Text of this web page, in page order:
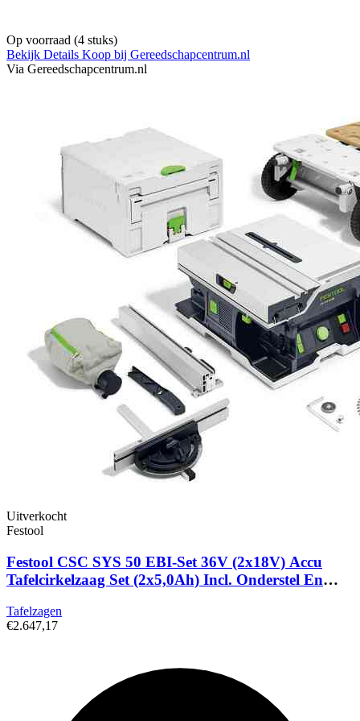
Op voorraad (4 stuks)
Bekijk Details Koop bij Gereedschapcentrum.nl
Via Gereedschapcentrum.nl
Uitverkocht
Festool
Festool CSC SYS 50 EBI-Set 36V (2x18V) Accu
Tafelcirkelzaag Set (2x5,0Ah) Incl. Onderstel En
Tafelzagen
€2.647,17